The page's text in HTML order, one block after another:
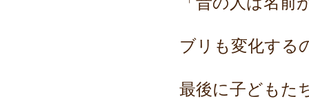
ブリも変化する
最後に子どもた